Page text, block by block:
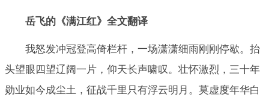
岳飞的《满江红》全文翻译
我怒发冲冠登高倚栏杆，一场潇潇细雨刚刚停歇。抬
头望眼四望辽阔一片，仰天长声啸叹。壮怀激烈，三十年
勋业如今成尘土，征战千里只有浮云明月。莫虚度年华白